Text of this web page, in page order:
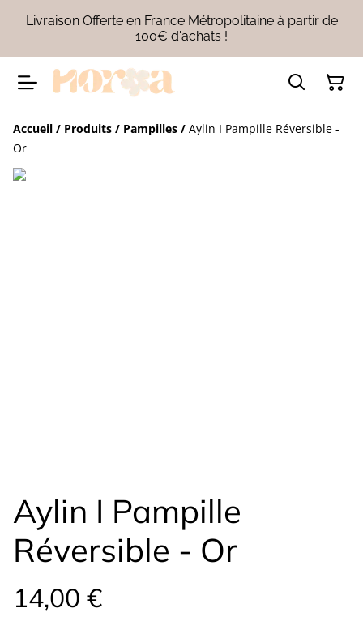
Livraison Offerte en France Métropolitaine à partir de
100€ d'achats !
Accueil / Produits / Pampilles / Aylin I Pampille Réversible -
Or
Aylin I Pampille
Réversible - Or
14,00 €